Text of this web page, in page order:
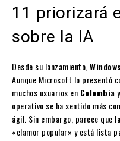
11 priorizará
sobre la IA
Desde su lanzamiento,
Aunque Microsoft lo presentó
muchos usuarios en Colombia
operativo se ha sentido más
ágil. Sin embargo, parece que
«clamor popular» y está lista